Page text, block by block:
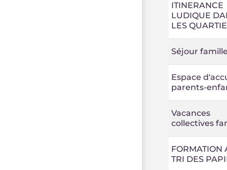
ITINERANCE
LUDIQUE
LES
Séjour
Espace
parents-
Vacances
collectives
FORMATION
TRI DES